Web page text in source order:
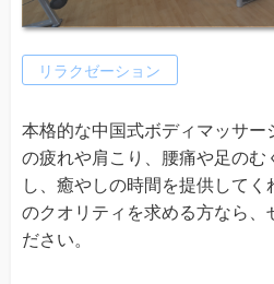
リラクゼーション
本格的な中国式ボディマッサー
の疲れや肩こり、腰痛や足のむ
し、癒やしの時間を提供して
のクオリティを求める方なら、
ださい。